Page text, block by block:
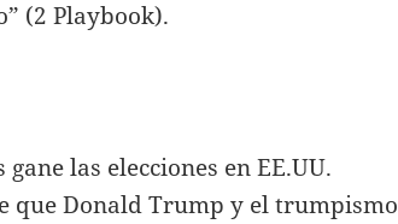
(2 Playbook).
las elecciones en EE.UU.
que Donald Trump y el trumpismo